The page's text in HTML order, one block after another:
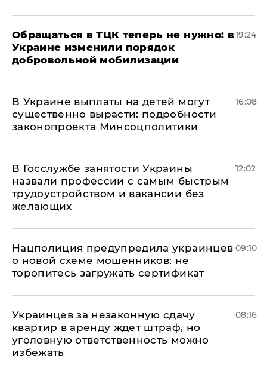
Обращаться в ТЦК теперь не нужно: в
Украине изменили порядок
добровольной мобилизации
19:24
В Украине выплаты на детей могут
существенно вырасти: подробности
законопроекта Минсоцполитики
16:08
В Госслужбе занятости Украины
назвали профессии с самым быстрым
трудоустройством и вакансии без
желающих
12:02
Нацполиция предупредила украинцев
о новой схеме мошенников: не
торопитесь загружать сертификат
09:10
Украинцев за незаконную сдачу
квартир в аренду ждет штраф, но
уголовную ответственность можно
избежать
08:16